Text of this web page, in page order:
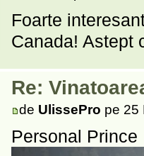
Foarte
Canada! Astept
Re:
de UlissePro pe 25
Personal